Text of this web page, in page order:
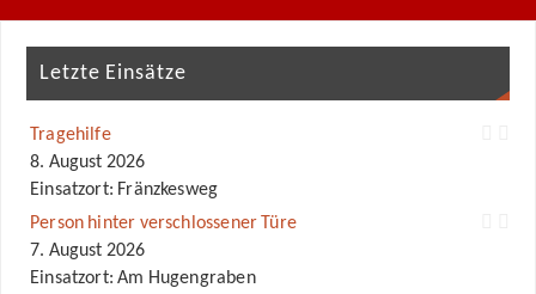
Letzte Einsätze
Tragehilfe
8. August 2026
Einsatzort: Fränzkesweg
Person hinter verschlossener Türe
7. August 2026
Einsatzort: Am Hugengraben